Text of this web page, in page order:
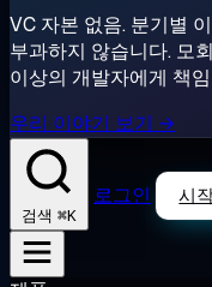
VC 자본 없음. 분기별
부과하지 않습니다. 모
이상의 개발자에게 책
우리 이야기 보기 →
검색 ⌘K
로그인 시